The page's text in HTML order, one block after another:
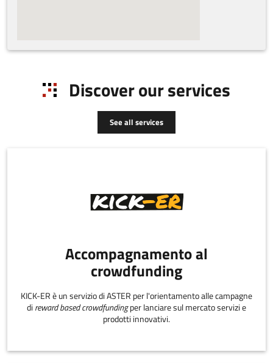
Discover our services
See all services
Accompagnamento al
crowdfunding
KICK-ER è un servizio di ASTER per l'orientamento alle campagne
di reward based crowdfundingper lanciare sul mercato servizi e
prodotti innovativi.